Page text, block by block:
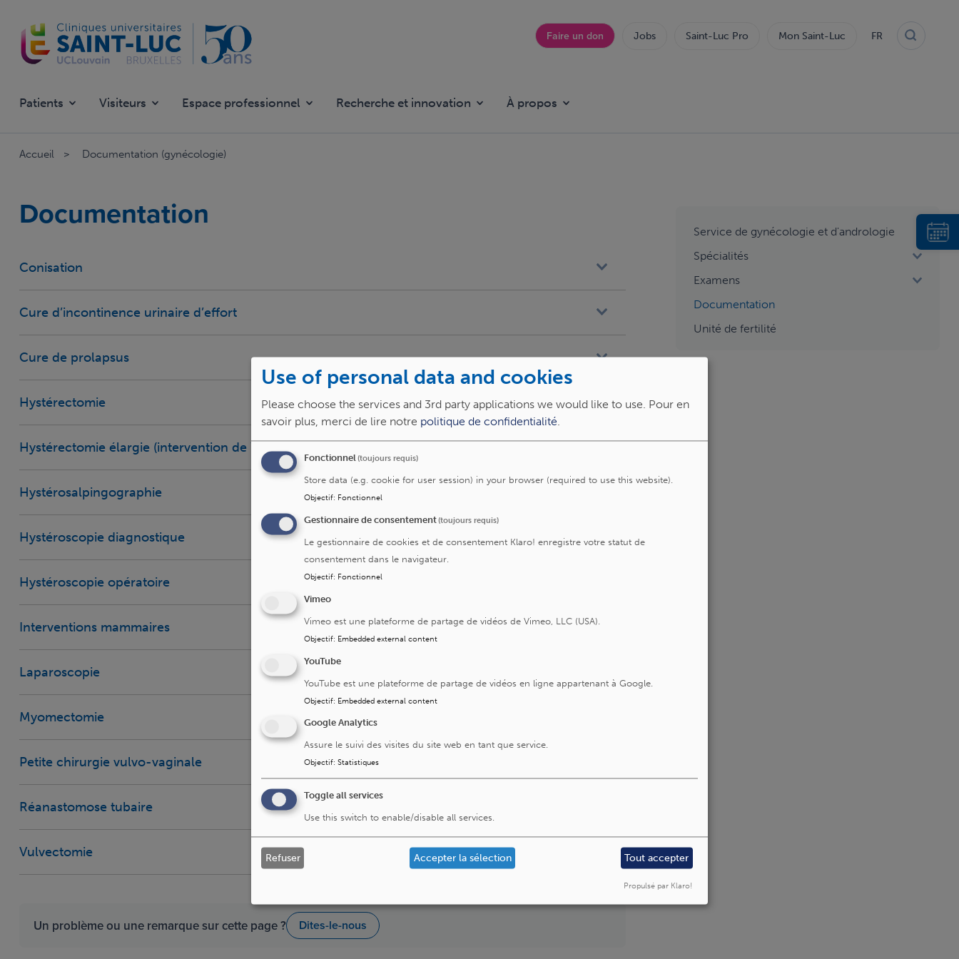
contenu
principal
TopFaire un don Jobs Saint-Luc Pro Mon Saint-Luc FR
Patients Visiteurs Espace professionnel Recherche et innovation À propos
Accueil Documentation (gynécologie)
Documentation
Conisation
Cure d’incontinence urinaire d’effort
Cure de prolapsus
Hystérectomie
Hystérectomie élargie (intervention de Wertheim)
Hystérosalpingographie
Hystéroscopie diagnostique
Hystéroscopie opératoire
Interventions mammaires
Laparoscopie
Myomectomie
Petite chirurgie vulvo-vaginale
Réanastomose tubaire
Vulvectomie
aside
menu
Service de gynécologie et d'andrologie
Spécialités
Examens
Documentation
Unité de fertilité
Un problème ou une remarque sur cette page ? Dites-le-nous
Use of personal data and cookies
Please choose the services and 3rd party applications we would like to use. Pour en
savoir plus, merci de lire notre politique de confidentialité.
Fonctionnel(toujours requis)
Store data (e.g. cookie for user session) in your browser (required to use this website).
Objectif: Fonctionnel
Gestionnaire de consentement(toujours requis)
Le gestionnaire de cookies et de consentement Klaro! enregistre votre statut de
consentement dans le navigateur.
Objectif: Fonctionnel
Vimeo
Vimeo est une plateforme de partage de vidéos de Vimeo, LLC (USA).
Objectif: Embedded external content
YouTube
YouTube est une plateforme de partage de vidéos en ligne appartenant à Google.
Objectif: Embedded external content
Google Analytics
Assure le suivi des visites du site web en tant que service.
Objectif: Statistiques
Toggle all services
Use this switch to enable/disable all services.
Refuser Accepter la sélection Tout accepter
Propulsé par Klaro!